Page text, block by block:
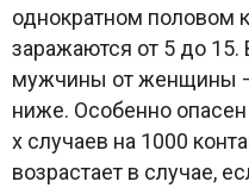
однократном половом
заражаются от 5 до 15.
мужчины от женщины
ниже. Особенно
х случаев на 1000
возрастает в случае,